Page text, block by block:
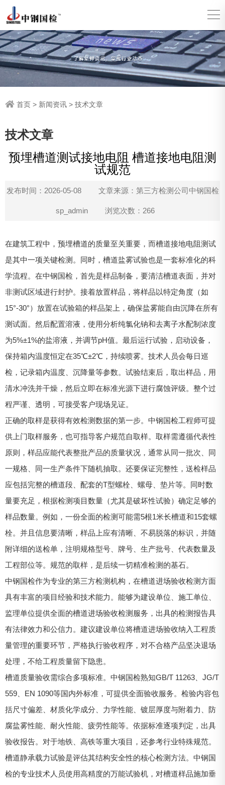
首页 > 新闻资讯 > 技术文章
技术文章
预埋槽道测试接地电阻 槽道接地电阻测
试规范
发布时间：2026-05-08 文章来源：第三方检测公司中钢国检
sp_admin 浏览次数：266
在建筑工程中，预埋槽道的质量至关重要，而槽道接地电阻测试
是其中一项关键检测。同时，槽道盐雾试验也是一套标准化的科
学流程。在中钢国检，首先是样品制备，要清洁槽道表面，并对
非测试区域进行封护。接着放置样品，将样品以特定角度（如
15°-30°）放置在试验箱的样品架上，确保盐雾能自由沉降在所有
测试面。然后配置溶液，使用分析纯氯化钠和去离子水配制浓度
为5%±1%的盐溶液，并调节pH值。最后运行试验，启动设备，
保持箱内温度恒定在35℃±2℃，持续喷雾。技术人员会每日巡
检，记录箱内温度、沉降量等参数。试验结束后，取出样品，用
清水冲洗并干燥，然后立即在标准光源下进行腐蚀评级。整个过
程严谨、透明，可接受客户现场见证。
正确的取样是获得有效检测数据的第一步。中钢国检工程师可提
供上门取样服务，也可指导客户规范自取样。取样需遵循代表性
原则，样品应能代表整批产品的质量状况，通常从同一批次、同
一规格、同一生产条件下随机抽取。还要保证完整性，送检样品
应包括完整的槽道段、配套的T型螺栓、螺母、垫片等。同时数
量要充足，根据检测项目数量（尤其是破坏性试验）确定足够的
样品数量。例如，一份全面的检测可能需5根1米长槽道和15套螺
栓。并且信息要清晰，样品上应有清晰、不易脱落的标识，并随
附详细的送检单，注明规格型号、牌号、生产批号、代表数量及
工程部位等。规范的取样，是后续一切精准检测的基石。
中钢国检作为专业的第三方检测机构，在槽道进场验收检测方面
具有丰富的项目经验和技术能力。能够为建设单位、施工单位、
监理单位提供全面的槽道进场验收检测服务，出具的检测报告具
有法律效力和公信力。建议建设单位将槽道进场验收纳入工程质
量管理的重要环节，严格执行验收程序，对不合格产品坚决退场
处理，不给工程质量留下隐患。
槽道质量验收需综合多项标准。中钢国检熟知GB/T 11263、JG/T
559、EN 1090等国内外标准，可提供全面验收服务。检验内容包
括尺寸偏差、材质化学成分、力学性能、镀层厚度与附着力、防
腐盐雾性能、耐火性能、疲劳性能等。依据标准逐项判定，出具
验收报告。对于地铁、高铁等重大项目，还参考行业特殊规范。
槽道静承载力试验是评估其结构安全性的核心检测方法。中钢国
检的专业技术人员使用高精度的万能试验机，对槽道样品施加垂